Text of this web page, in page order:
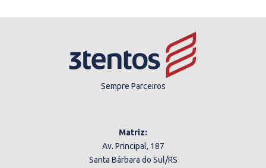
Sempre Parceiros
Matriz:
Av. Principal, 187
Santa Bárbara do Sul/RS